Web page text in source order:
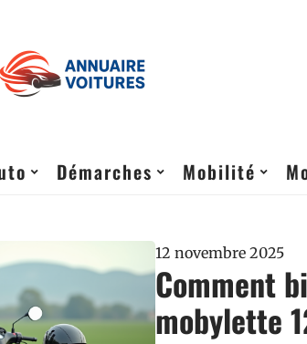
Démarches Mobilité
12 novembre 2025
Comment
mobylette